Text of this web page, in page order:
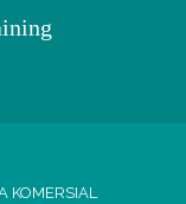
KOMERSIAL